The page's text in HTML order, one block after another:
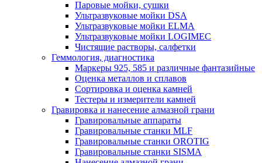
Паровые мойки, сушки
Ультразвуковые мойки DSA
Ультразвуковые мойки ELMA
Ультразвуковые мойки LOGIMEC
Чистящие растворы, салфетки
Геммология, диагностика
Маркеры 925, 585 и различные фантазийные
Оценка металлов и сплавов
Сортировка и оценка камней
Тестеры и измерители камней
Гравировка и нанесение алмазной грани
Гравировальные аппараты
Гравировальные станки MLF
Гравировальные станки OROTIG
Гравировальные станки SISMA